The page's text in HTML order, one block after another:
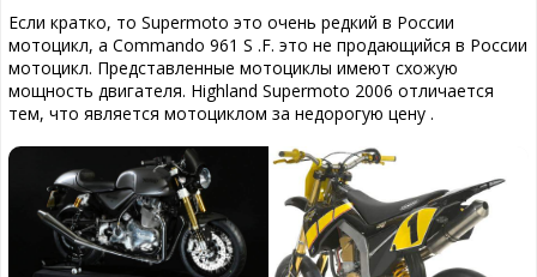
Если кратко, то Supermoto это очень редкий в России
мотоцикл, а Commando 961 S .F. это не продающийся в России
мотоцикл. Представленные мотоциклы имеют схожую
мощность двигателя. Highland Supermoto 2006 отличается
тем, что является мотоциклом за недорогую цену .